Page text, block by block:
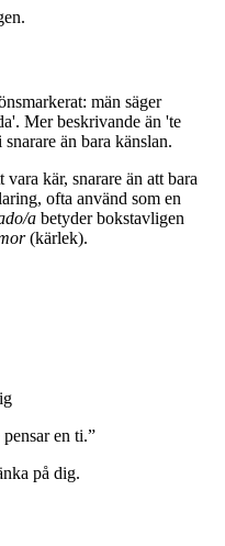
män säger
Mer beskrivande än 'te
än bara känslan.
vara kär, snarare än att bara
ofta använd som en
a betyder bokstavligen
(kärlek).
en ti.”
på dig.